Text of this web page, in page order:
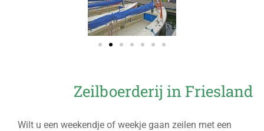
Zeilboerderij in Friesland
Wilt u een weekendje of weekje gaan zeilen met een